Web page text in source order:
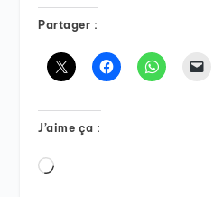
Partager :
J’aime ça :
Chargement…